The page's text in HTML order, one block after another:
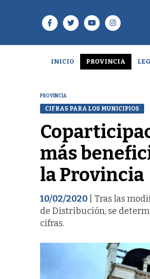
INICIO PROVINCIA
PROVINCIA
CIFRAS PARA LOS MUNICIPIOS
más
la Provincia
10/02/2020 | Tras las
de Distribución, se
cifras.